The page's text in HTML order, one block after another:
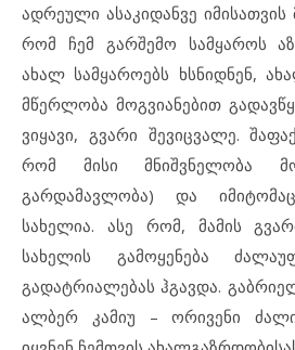
ადრეული ასაკიდანვე
რომ ჩემ გარშემო სამყაროს
ახალ სამყაროებს ხსნიდნენ,
მწერლობა მოგვიანებით
ვიყავი, გვარი შევიცვალე.
რომ მისი მნიშვნელობა
გარდამავლობა) და
სახელია. ასე რომ, მამის
სახელის გამოყენება
გადატრიალებას ჰგავდა.
ალბერ კამიუ – ორივენი